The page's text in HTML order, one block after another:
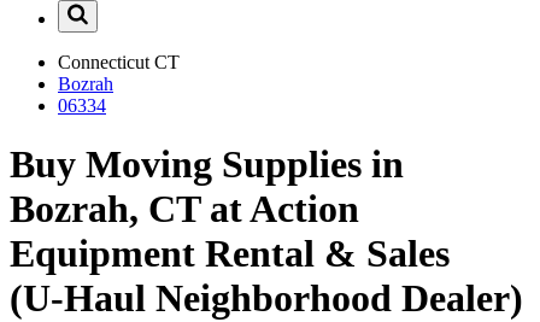
Connecticut CT
Bozrah
06334
Buy Moving Supplies in
Bozrah, CT at Action
Equipment Rental & Sales
(U-Haul Neighborhood Dealer)